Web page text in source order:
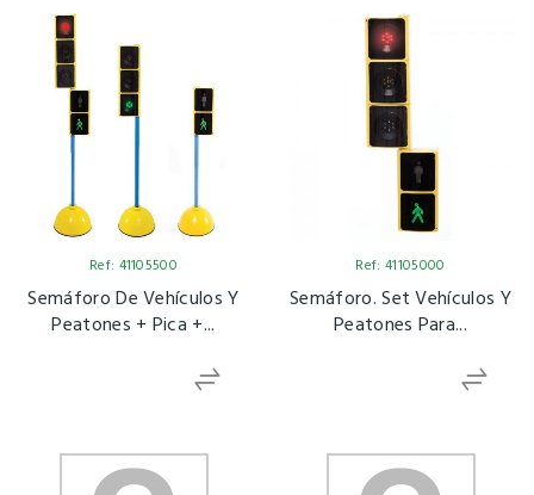
Ref: 41105500
Semáforo De Vehículos Y
Peatones + Pica +...
Ref: 41105000
Semáforo. Set Vehículos Y
Peatones Para...